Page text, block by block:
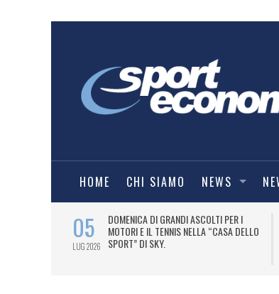
HOME CHI SIAMO NEWS
05
LUG 2026
DOMENICA DI GRANDI ASCOLTI PER I
MOTORI E IL TENNIS NELLA “CASA DELLO
SPORT” DI SKY.